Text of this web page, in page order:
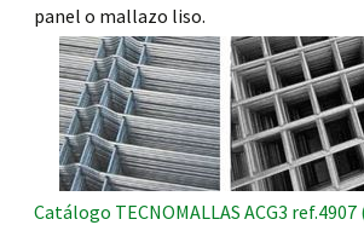
panel o mallazo liso.
Catálogo TECNOMALLAS ACG3 ref.4907